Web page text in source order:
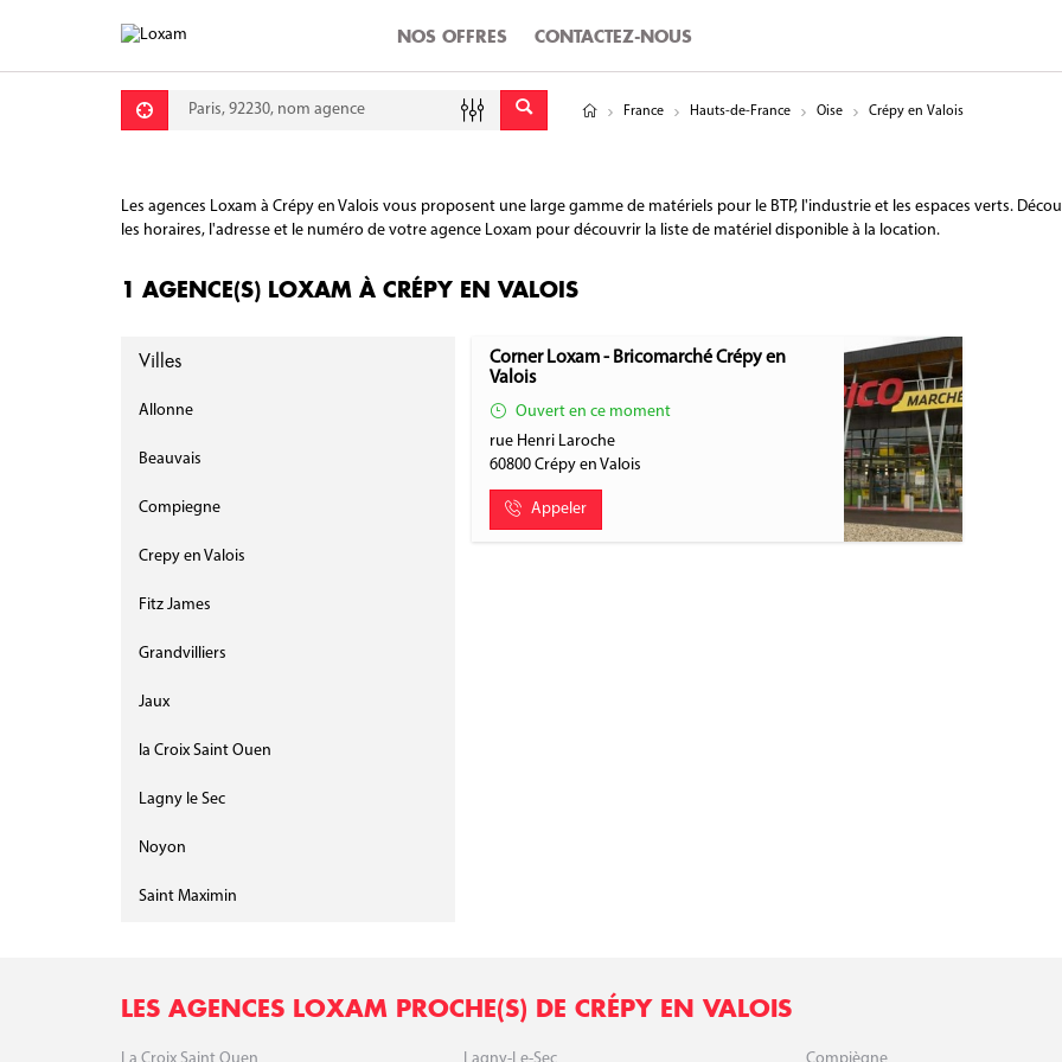
NOS OFFRES CONTACTEZ-NOUS
Requête Latitude
Longitude
France Hauts-de-France Oise Crépy en Valois
Les agences Loxam à Crépy en Valois vous proposent une large gamme de matériels pour le BTP, l'industrie et les espaces verts.
les horaires, l'adresse et le numéro de votre agence Loxam pour découvrir la liste de matériel disponible à la location.
1 AGENCE(S) LOXAM À CRÉPY EN VALOIS
Villes
Allonne
Beauvais
Compiegne
Crepy en Valois
Fitz James
Grandvilliers
Jaux
la Croix Saint Ouen
Lagny le Sec
Noyon
Saint Maximin
Corner Loxam - Bricomarché Crépy en
Valois
Ouvert en ce moment
rue Henri Laroche
60800 Crépy en Valois
Appeler
LES AGENCES LOXAM PROCHE(S) DE CRÉPY EN VALOIS